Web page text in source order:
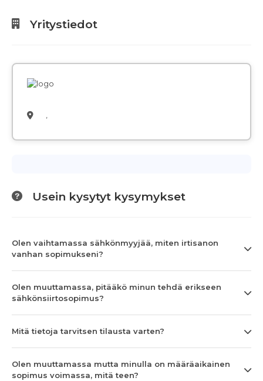
Yritystiedot
,
Usein kysytyt kysymykset
Olen vaihtamassa sähkönmyyjää, miten irtisanon
vanhan sopimukseni?
Olen muuttamassa, pitääkö minun tehdä erikseen
sähkönsiirtosopimus?
Mitä tietoja tarvitsen tilausta varten?
Olen muuttamassa mutta minulla on määräaikainen
sopimus voimassa, mitä teen?